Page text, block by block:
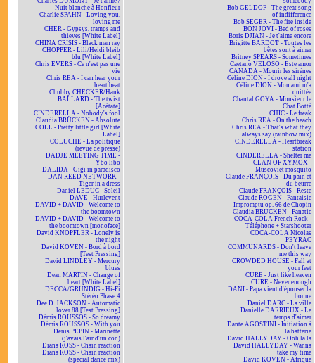
Nuit blanche à Honfleur
Charlie SPAHN - Loving you,
loving me
CHER - Gypsys, tramps and
thieves [White Label]
CHINA CRISIS - Black man ray
CHOPPER - Lili/Heidi bleib
blu [White Label]
Chris EVERS - Ce n'est pas une
vie
Chris REA - I can hear your
heart beat
Chubby CHECKER/Hank
BALLARD - The twist
[Acétate]
CINDERELLA - Nobody's fool
Claudia BRÜCKEN - Absolute
COLL - Pretty little girl [White
Label]
COLUCHE - La politique
(revue de presse)
DADJE MEETING TIME -
Ybo libo
DALIDA - Gigi in paradisco
DAN REED NETWORK -
Tiger in a dress
Daniel LEDUC - Soleil
DAVE - Hurlevent
DAVID + DAVID - Welcome to
the boomtown
DAVID + DAVID - Welcome to
the boomtown [monoface]
David KNOPFLER - Lonely is
the night
David KOVEN - Bord à bord
[Test Pressing]
David LINDLEY - Mercury
blues
Dean MARTIN - Change of
heart [White Label]
DECCA/GRUNDIG - Hi-Fi
Stéréo Phase 4
Dee D. JACKSON - Automatic
lover 88 [Test Pressing]
Démis ROUSSOS - So dreamy
Démis ROUSSOS - With you
Denis PEPIN - Marinette
(j'avais l'air d'un con)
Diana ROSS - Chain reaction
Diana ROSS - Chain reaction
(special dance mix)
Bob GELDOF - The great song
of indifference
Bob SEGER - The fire inside
BON JOVI - Bed of roses
Boris DJIAN - Je t'aime encore
Brigitte BARDOT - Toutes les
bêtes sont à aimer
Britney SPEARS - Sometimes
Caetano VELOSO - Este amor
CANADA - Mourir les sirènes
Céline DION - I drove all night
Céline DION - Mon ami m'a
quittée
Chantal GOYA - Monsieur le
Chat Botté
CHIC - Le freak
Chris REA - On the beach
Chris REA - That's what they
always say (rainbow mix)
CINDERELLA - Heartbreak
station
CINDERELLA - Shelter me
CLAN OF XYMOX -
Muscoviet mosquito
Claude FRANÇOIS - Du pain et
du beurre
Claude FRANÇOIS - Reste
Claude ROGEN - Fantaisie
Impromptu op. 66 de Chopin
Claudia BRÜCKEN - Fanatic
COCA-COLA French Rock -
Téléphone + Starshooter
COCA-COLA Nicolas
PEYRAC
COMMUNARDS - Don't leave
me this way
CROWDED HOUSE - Fall at
your feet
CURE - Just like heaven
CURE - Never enough
DANI - Papa vient d'épouser la
bonne
Daniel DARC - La ville
Danielle DARRIEUX - Le
temps d'aimer
Dante AGOSTINI - Initiation à
la batterie
David HALLYDAY - Ooh la la
David HALLYDAY - Wanna
take my time
David KOVEN - Afrique